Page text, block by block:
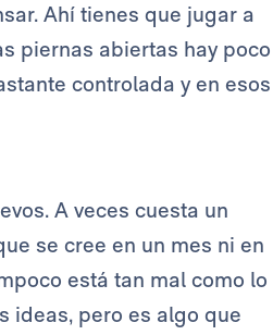
Ahí tienes que jugar a
piernas abiertas hay poco
controlada y en esos
A veces cuesta un
se cree en un mes ni en
está tan mal como lo
ideas, pero es algo que